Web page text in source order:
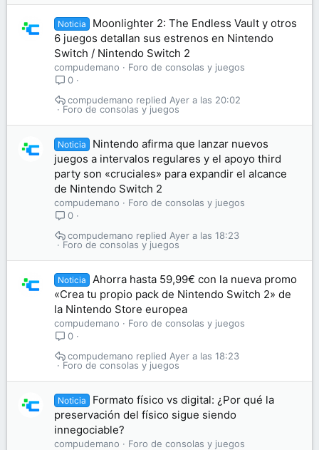
Noticia
Moonlighter 2: The Endless Vault y otros
6 juegos detallan sus estrenos en Nintendo
Switch / Nintendo Switch 2
compudemano
Foro de consolas y juegos
0
Foro de consolas y juegos
Ayer a las 20:02
compudemano
Noticia
Nintendo afirma que lanzar nuevos
juegos a intervalos regulares y el apoyo third
party son «cruciales» para expandir el alcance
de Nintendo Switch 2
compudemano
Foro de consolas y juegos
0
Foro de consolas y juegos
Ayer a las 18:23
compudemano
Noticia
Ahorra hasta 59,99€ con la nueva promo
«Crea tu propio pack de Nintendo Switch 2» de
la Nintendo Store europea
compudemano
Foro de consolas y juegos
0
Foro de consolas y juegos
Ayer a las 18:23
compudemano
Noticia
Formato físico vs digital: ¿Por qué la
preservación del físico sigue siendo
innegociable?
compudemano
Foro de consolas y juegos